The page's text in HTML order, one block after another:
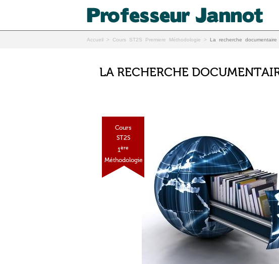
Accueil > Cours ST2S Premiere Méthodologie > La recherche documentaire
LA RECHERCHE
Cours
ST2S
1ère
Méthodologie